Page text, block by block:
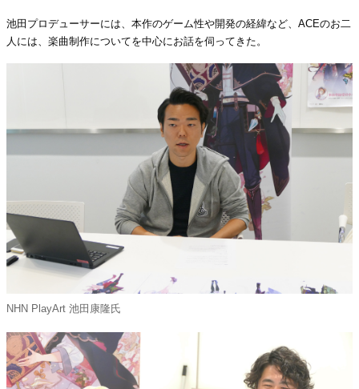
池田プロデューサーには、本作のゲーム性や開発の経緯など、ACEのお二
人には、楽曲制作についてを中心にお話を伺ってきた。
NHN PlayArt 池田康隆氏